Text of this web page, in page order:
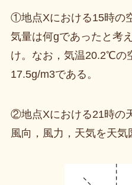
①地点Xにおける15時の
気量は何gであったと考
け。なお，気温20.2℃の
17.5g/m3である。
②地点Xにおける21時の
風向，風力，天気を天気